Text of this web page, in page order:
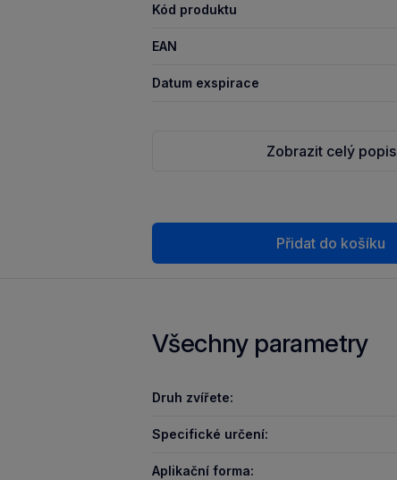
Kód produktu
EAN
Datum exspirace
Zobrazit celý popis
Přidat do košíku
Všechny parametry
Druh zvířete:
Specifické určení:
Aplikační forma: